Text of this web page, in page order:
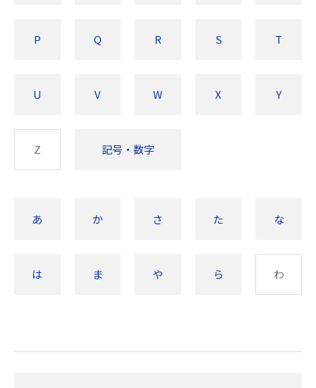
P Q R S T
U V W X Y
Z 記号・数字
あ か さ た な
は ま や ら わ